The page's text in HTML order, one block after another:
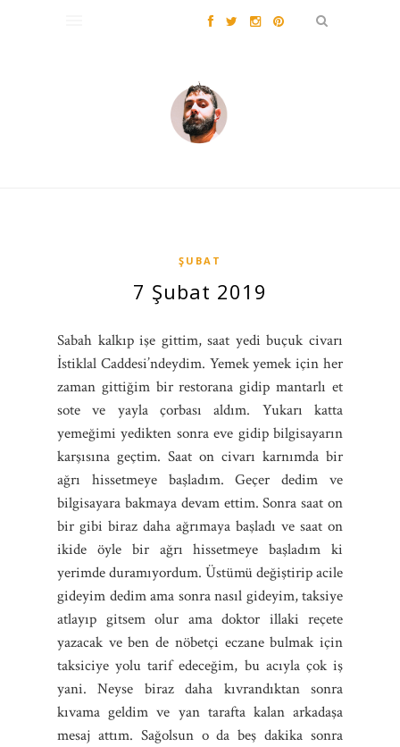
ŞUBAT
7 Şubat 2019
Sabah kalkıp işe gittim, saat yedi buçuk civarı
İstiklal Caddesi’ndeydim. Yemek yemek için her
zaman gittiğim bir restorana gidip mantarlı et
sote ve yayla çorbası aldım. Yukarı katta
yemeğimi yedikten sonra eve gidip bilgisayarın
karşısına geçtim. Saat on civarı karnımda bir
ağrı hissetmeye başladım. Geçer dedim ve
bilgisayara bakmaya devam ettim. Sonra saat on
bir gibi biraz daha ağrımaya başladı ve saat on
ikide öyle bir ağrı hissetmeye başladım ki
yerimde duramıyordum. Üstümü değiştirip acile
gideyim dedim ama sonra nasıl gideyim, taksiye
atlayıp gitsem olur ama doktor illaki reçete
yazacak ve ben de nöbetçi eczane bulmak için
taksiciye yolu tarif edeceğim, bu acıyla çok iş
yani. Neyse biraz daha kıvrandıktan sonra
kıvama geldim ve yan tarafta kalan arkadaşa
mesaj attım. Sağolsun o da beş dakika sonra